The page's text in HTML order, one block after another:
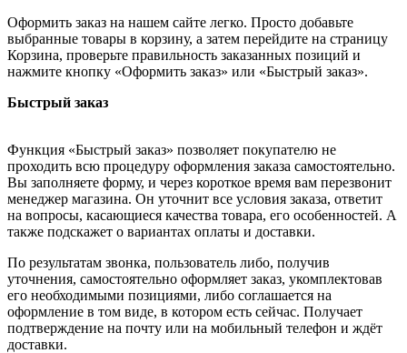
Оформить заказ на нашем сайте легко. Просто добавьте
выбранные товары в корзину, а затем перейдите на страницу
Корзина, проверьте правильность заказанных позиций и
нажмите кнопку «Оформить заказ» или «Быстрый заказ».
Быстрый заказ
Функция «Быстрый заказ» позволяет покупателю не
проходить всю процедуру оформления заказа самостоятельно.
Вы заполняете форму, и через короткое время вам перезвонит
менеджер магазина. Он уточнит все условия заказа, ответит
на вопросы, касающиеся качества товара, его особенностей. А
также подскажет о вариантах оплаты и доставки.
По результатам звонка, пользователь либо, получив
уточнения, самостоятельно оформляет заказ, укомплектовав
его необходимыми позициями, либо соглашается на
оформление в том виде, в котором есть сейчас. Получает
подтверждение на почту или на мобильный телефон и ждёт
доставки.